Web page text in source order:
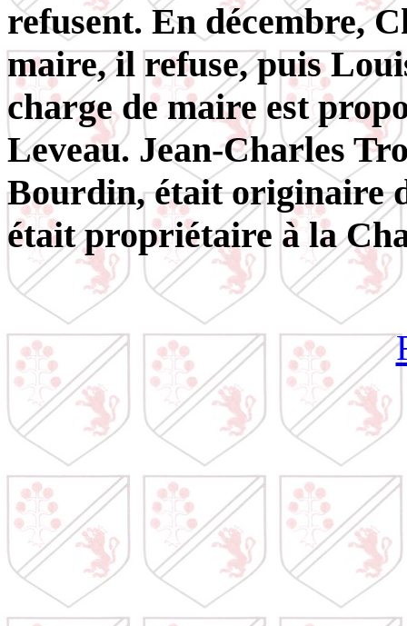
refusent. En décembre,
maire, il refuse, puis
charge de maire est
Leveau. Jean-Charles
Bourdin, était originaire
était propriétaire à la